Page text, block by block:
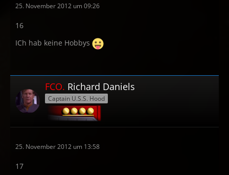
25. November 2012 um 09:26
16
ICh hab keine Hobbys
FCO. Richard Daniels
Captain U.S.S. Hood
25. November 2012 um 13:58
17